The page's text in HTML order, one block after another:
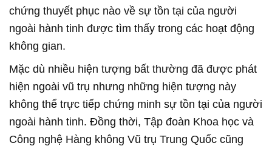
chứng thuyết phục nào về sự tồn tại của người
ngoài hành tinh được tìm thấy trong các hoạt động
không gian.
Mặc dù nhiều hiện tượng bất thường đã được phát
hiện ngoài vũ trụ nhưng những hiện tượng này
không thể trực tiếp chứng minh sự tồn tại của người
ngoài hành tinh. Đồng thời, Tập đoàn Khoa học và
Công nghệ Hàng không Vũ trụ Trung Quốc cũng